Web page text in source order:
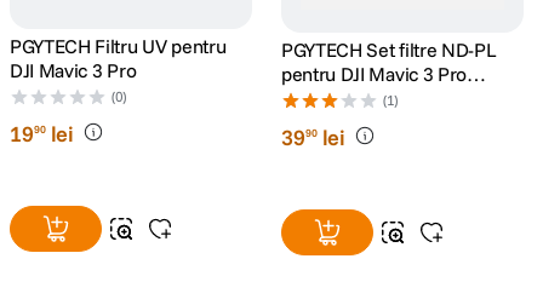
10. godox
PGYTECH Filtru UV pentru
DJI Mavic 3 Pro
(0)
1990 lei
PGYTECH Set filtre ND-PL
pentru DJI Mavic 3 Pro
(NDPL 8 16 32 64)
(1)
3990 lei